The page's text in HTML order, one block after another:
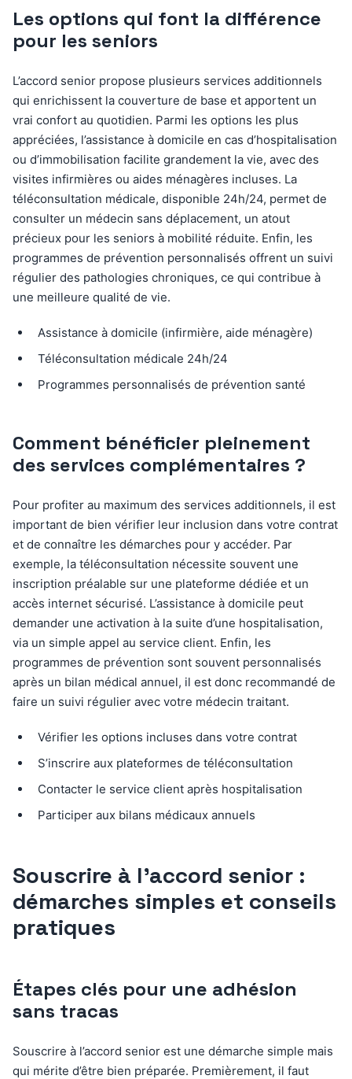
Les options qui font la différence
pour les seniors
L’accord senior propose plusieurs services additionnels
qui enrichissent la couverture de base et apportent un
vrai confort au quotidien. Parmi les options les plus
appréciées, l’assistance à domicile en cas d’hospitalisation
ou d’immobilisation facilite grandement la vie, avec des
visites infirmières ou aides ménagères incluses. La
téléconsultation médicale, disponible 24h/24, permet de
consulter un médecin sans déplacement, un atout
précieux pour les seniors à mobilité réduite. Enfin, les
programmes de prévention personnalisés offrent un suivi
régulier des pathologies chroniques, ce qui contribue à
une meilleure qualité de vie.
Assistance à domicile (infirmière, aide ménagère)
Téléconsultation médicale 24h/24
Programmes personnalisés de prévention santé
Comment bénéficier pleinement
des services complémentaires ?
Pour profiter au maximum des services additionnels, il est
important de bien vérifier leur inclusion dans votre contrat
et de connaître les démarches pour y accéder. Par
exemple, la téléconsultation nécessite souvent une
inscription préalable sur une plateforme dédiée et un
accès internet sécurisé. L’assistance à domicile peut
demander une activation à la suite d’une hospitalisation,
via un simple appel au service client. Enfin, les
programmes de prévention sont souvent personnalisés
après un bilan médical annuel, il est donc recommandé de
faire un suivi régulier avec votre médecin traitant.
Vérifier les options incluses dans votre contrat
S’inscrire aux plateformes de téléconsultation
Contacter le service client après hospitalisation
Participer aux bilans médicaux annuels
Souscrire à l’accord senior :
démarches simples et conseils
pratiques
Étapes clés pour une adhésion
sans tracas
Souscrire à l’accord senior est une démarche simple mais
qui mérite d’être bien préparée. Premièrement, il faut